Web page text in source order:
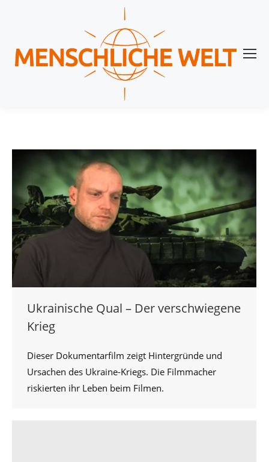
Ukrainische Qual – Der verschwiegene
Krieg
Dieser Dokumentarfilm zeigt Hintergründe und
Ursachen des Ukraine-Kriegs. Die Filmmacher
riskierten ihr Leben beim Filmen.